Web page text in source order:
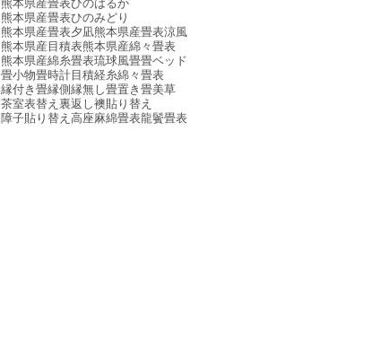
熊本県産畳表ひのみどり
熊本県産畳表夕凪熊本県産畳表涼風
熊本県産目積表熊本県産綿々畳表
熊本県産綿糸畳表琉球風畳畳ベッド
畳小物畳時計目積経糸綿々畳表
縁付き畳縁側縁無し畳置き畳美草
茶室表替え 裏返し襖貼り替え
障子貼り替え 高座麻綿畳表龍鬢畳表